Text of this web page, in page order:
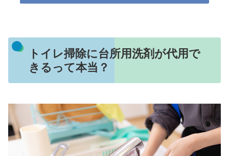
トイレ掃除に台所用洗剤が代用で
きるって本当？